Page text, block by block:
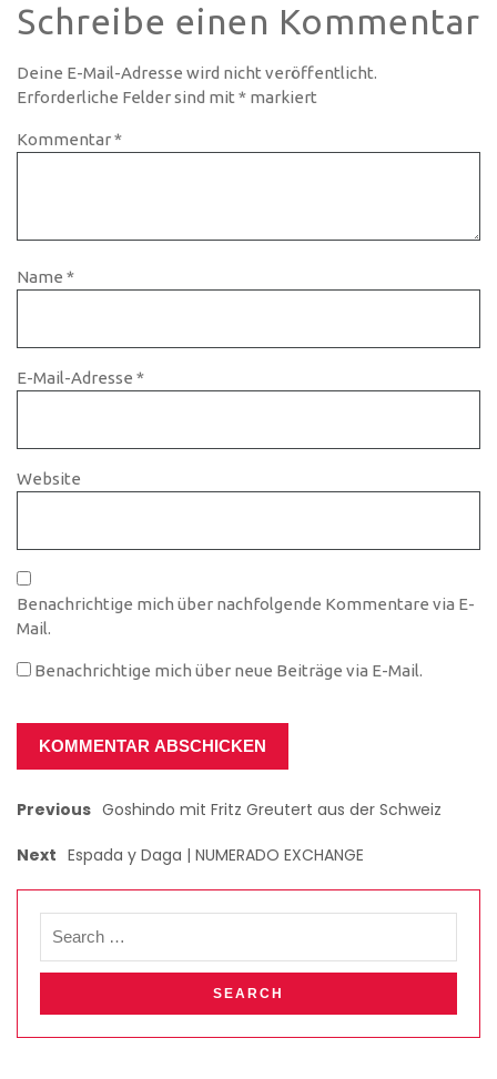
Schreibe einen Kommentar
Deine E-Mail-Adresse wird nicht veröffentlicht.
Erforderliche Felder sind mit * markiert
Kommentar*
Name *
E-Mail-Adresse *
Website
Benachrichtige mich über nachfolgende Kommentare via E-
Mail.
Benachrichtige mich über neue Beiträge via E-Mail.
Previous Goshindo mit Fritz Greutert aus der Schweiz
Next Espada y Daga | NUMERADO EXCHANGE